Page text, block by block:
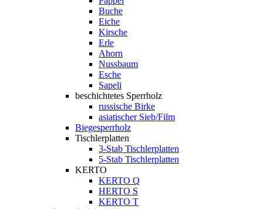
Buche
Eiche
Kirsche
Erle
Ahorn
Nussbaum
Esche
Sapeli
beschichtetes Sperrholz
russische Birke
asiatischer Sieb/Film
Biegesperrholz
Tischlerplatten
3-Stab Tischlerplatten
5-Stab Tischlerplatten
KERTO
KERTO Q
HERTO S
KERTO T